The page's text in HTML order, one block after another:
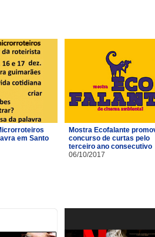
em Santo
Mostra Ecofalante
concurso de curtas pelo
terceiro ano consecutivo
06/10/2017